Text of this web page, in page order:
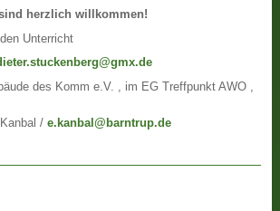
herzlich willkommen!
Unterricht
des Komm e.V. , im EG Treffpunkt AWO ,
Kanbal /e.kanbal@barntrup.de